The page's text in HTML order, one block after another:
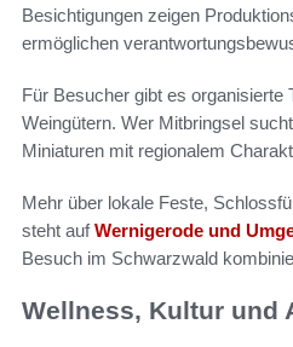
Besichtigungen zeigen
ermöglichen
Für Besucher gibt es organisierte
Weingütern. Wer Mitbringsel
Miniaturen mit regionalem
Mehr über lokale Feste,
steht aufWernigerode und
Besuch im Schwarzwald
Wellness, Kultur und